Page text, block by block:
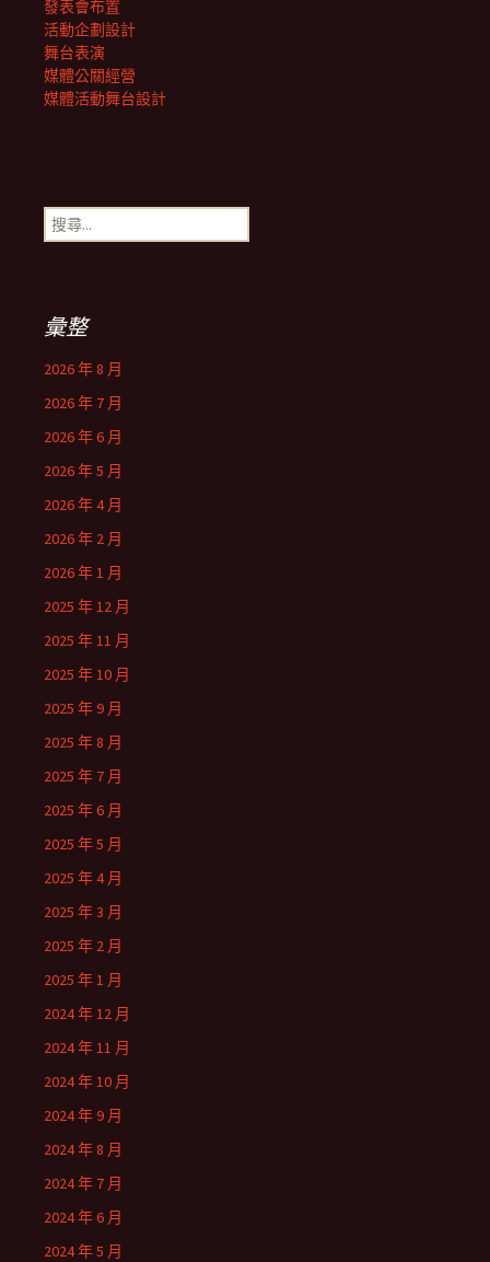
發表會布置
活動企劃設計
舞台表演
媒體公關經營
媒體活動舞台設計
搜
尋
彙整
2026 年 8 月
2026 年 7 月
2026 年 6 月
2026 年 5 月
2026 年 4 月
2026 年 2 月
2026 年 1 月
2025 年 12 月
2025 年 11 月
2025 年 10 月
2025 年 9 月
2025 年 8 月
2025 年 7 月
2025 年 6 月
2025 年 5 月
2025 年 4 月
2025 年 3 月
2025 年 2 月
2025 年 1 月
2024 年 12 月
2024 年 11 月
2024 年 10 月
2024 年 9 月
2024 年 8 月
2024 年 7 月
2024 年 6 月
2024 年 5 月